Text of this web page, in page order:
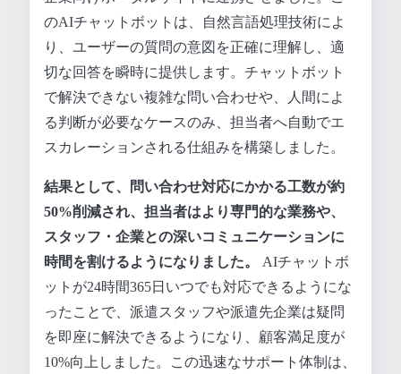
のAIチャットボットは、自然言語処理技術によ
り、ユーザーの質問の意図を正確に理解し、適
切な回答を瞬時に提供します。チャットボット
で解決できない複雑な問い合わせや、人間によ
る判断が必要なケースのみ、担当者へ自動でエ
スカレーションされる仕組みを構築しました。
結果として、問い合わせ対応にかかる工数が約
50%削減され、担当者はより専門的な業務や、
スタッフ・企業との深いコミュニケーションに
時間を割けるようになりました。
AIチャットボ
ットが24時間365日いつでも対応できるようにな
ったことで、派遣スタッフや派遣先企業は疑問
を即座に解決できるようになり、顧客満足度が
10%向上しました。この迅速なサポート体制は、